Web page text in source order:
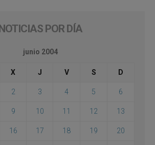
NOTICIAS POR DÍA
junio 2004
X J V S D
2 3 4 5 6
9 10 11 12 13
16 17 18 19 20